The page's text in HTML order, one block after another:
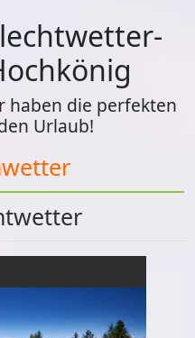
haben die perfekten
Urlaub!